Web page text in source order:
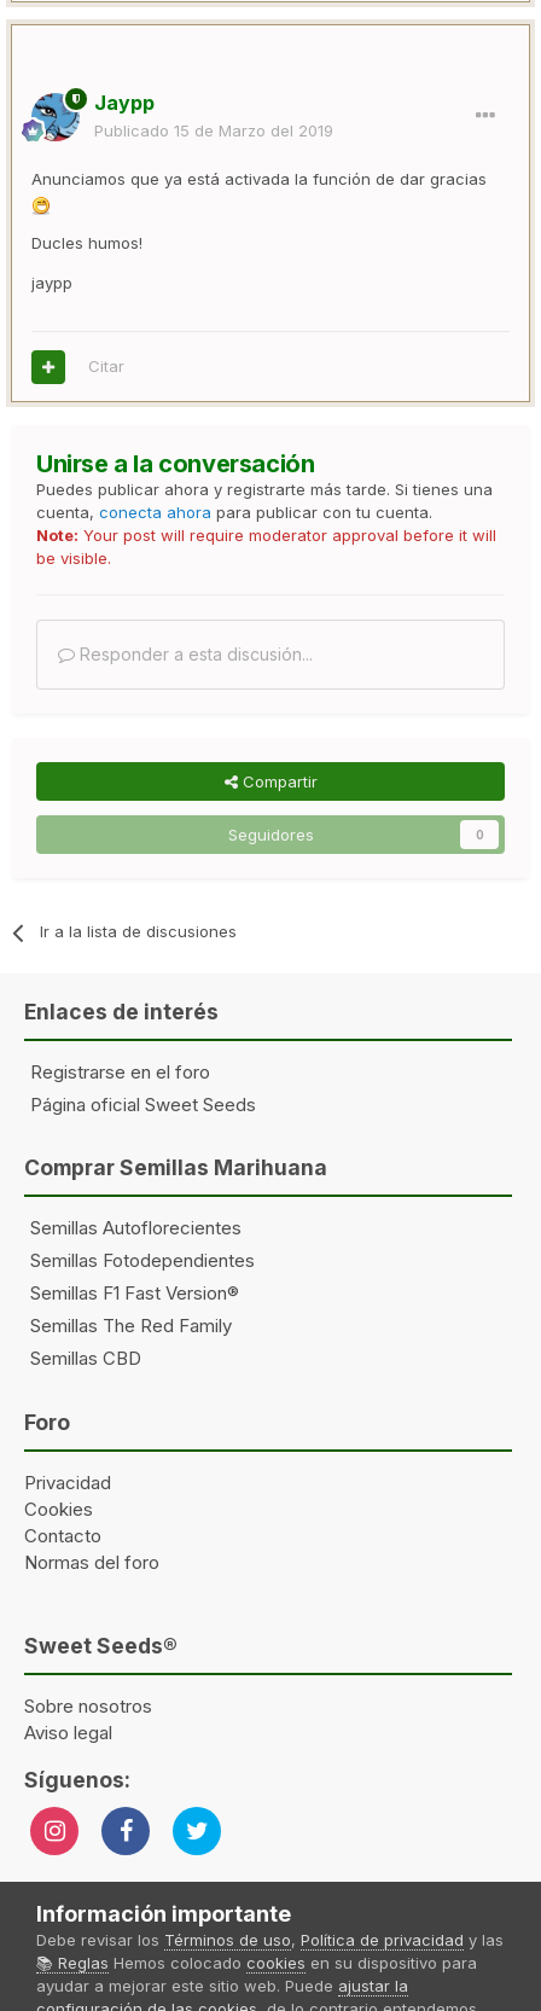
Jaypp
Publicado 15 de Marzo del 2019
Anunciamos que ya está activada la función de dar gracias
Ducles humos!
jaypp
Citar
Unirse a la conversación
Puedes publicar ahora y registrarte más tarde. Si tienes una
cuenta, conecta ahora para publicar con tu cuenta.
Note: Your post will require moderator approval before it will
be visible.
Responder a esta discusión...
Compartir
Seguidores 0
Ir a la lista de discusiones
Enlaces de interés
Registrarse en el foro
Página oficial Sweet Seeds
Comprar Semillas Marihuana
Semillas Autoflorecientes
Semillas Fotodependientes
Semillas F1 Fast Version®
Semillas The Red Family
Semillas CBD
Foro
Privacidad
Cookies
Contacto
Normas del foro
Sweet Seeds®
Sobre nosotros
Aviso legal
Síguenos:
Idioma Tema Política de privacidad Contactar
Sweet Seeds® 2024
Powered by Invision Community
Información importante
Debe revisar los Términos de uso, Política de privacidad y las
📚 Reglas Hemos colocado cookies en su dispositivo para
ayudar a mejorar este sitio web. Puede ajustar la